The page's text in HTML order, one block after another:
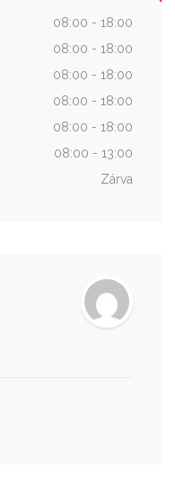
08:00 - 18:00
08:00 - 18:00
08:00 - 18:00
08:00 - 18:00
08:00 - 18:00
08:00 - 13:00
Zárva